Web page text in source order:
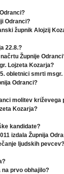
Odranci?
župnik Alojzij
22.8.?
Župnije
Lojzeta Kozarja?
obletnici smrti msgr.
Odranci?
molitev križevega
Kozarja?
kandidate?
izdala Župnija
ljudskih pevcev?
prvo obhajilo?